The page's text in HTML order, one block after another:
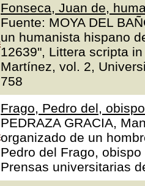
Fonseca, Juan de,
Fuente: MOYA DEL
un humanista hispano
12639", Littera scripta
Martínez, vol. 2,
758
Frago, Pedro del,
PEDRAZA GRACIA,
organizado de un
Pedro del Frago,
Prensas universitarias